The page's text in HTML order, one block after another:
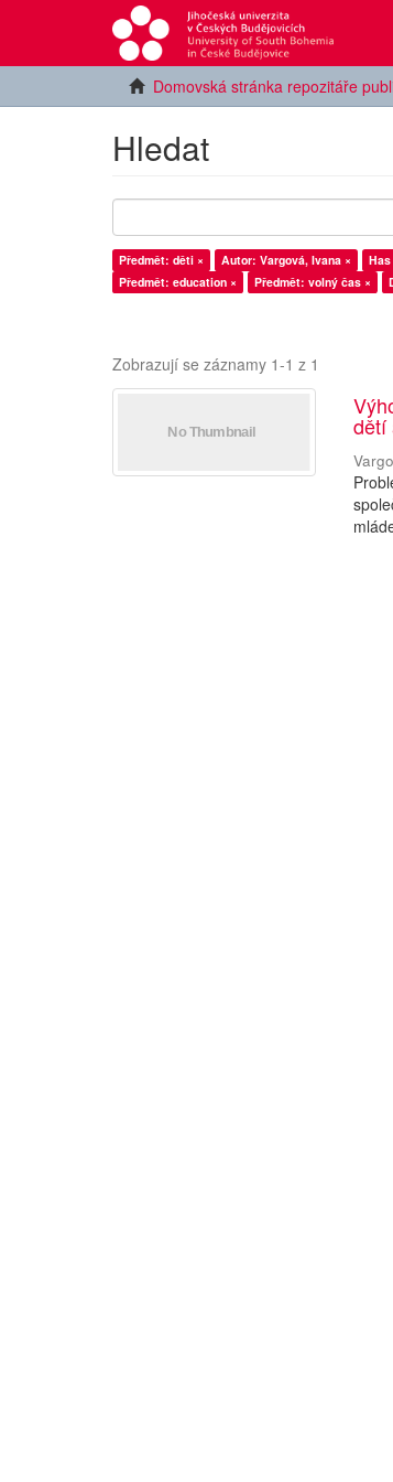
Domovská stránka repozitáře
Hledat
Předmět: děti × Autor: Vargová, Ivana ×
Předmět: education ×
Předmět: volný čas ×
Zobrazují se záznamy 1-1 z 1
dětí